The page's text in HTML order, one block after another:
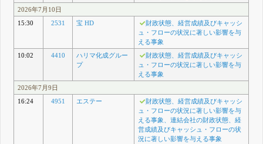
2026年7月10日
15:30
2531 宝 HD
財政状態、経営成績及びキャッシ
ュ・フローの状況に著しい影響を与
える事象
10:02
4410
ハリマ化成グルー
プ
財政状態、経営成績及びキャッシ
ュ・フローの状況に著しい影響を与
える事象
2026年7月9日
16:24
4951 エステー
財政状態、経営成績及びキャッシ
ュ・フローの状況に著しい影響を与
える事象、連結会社の財政状態、経
営成績及びキャッシュ・フローの状
況に著しい影響を与える事象